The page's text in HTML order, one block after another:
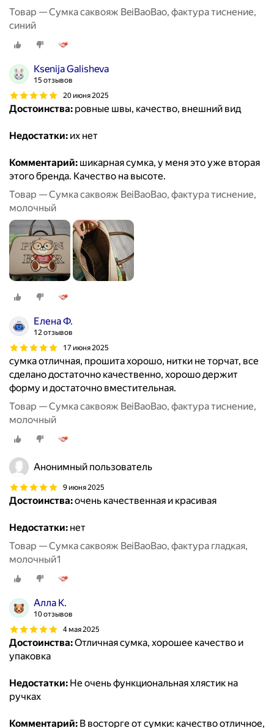
Товар — Сумка саквояж BeiBaoBao, фактура тиснение,
синий
Ksenija Galisheva
15 отзывов
20 июня 2025
Достоинства: ровные швы, качество, внешний вид
Недостатки: их нет
Комментарий: шикарная сумка, у меня это уже вторая
этого бренда. Качество на высоте.
Товар — Сумка саквояж BeiBaoBao, фактура тиснение,
молочный
Елена Ф.
12 отзывов
17 июня 2025
сумка отличная, прошита хорошо, нитки не торчат, все
сделано достаточно качественно, хорошо держит
форму и достаточно вместительная.
Товар — Сумка саквояж BeiBaoBao, фактура тиснение,
молочный
Анонимный пользователь
9 июня 2025
Достоинства:очень качественная и красивая
Недостатки: нет
Товар — Сумка саквояж BeiBaoBao, фактура гладкая,
молочный1
Алла К.
10 отзывов
4 мая 2025
Достоинства:Отличная сумка, хорошее качество и
упаковка
Недостатки: Не очень функциональная хлястик на
ручках
Комментарий: В восторге от сумки: качество отличное,